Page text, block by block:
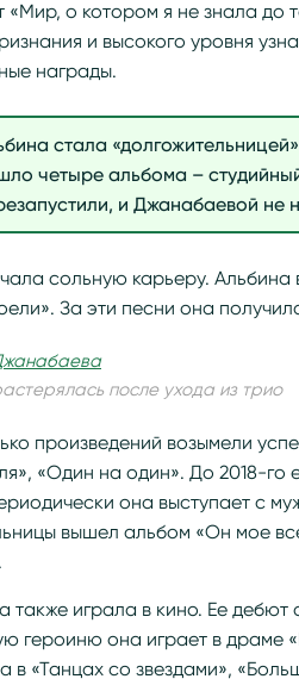
«Мир, о котором я не знала до
и высокого уровня
награды.
стала
четыре альбома –
и Джанабаевой не
сольную карьеру. Альбина
За эти песни она
после ухода из трио
произведений возымели
«Один на один». До 2018-
она выступает с
вышел альбом «Он мое
также играла в кино. Ее дебют
героиню она играет в драме
в «Танцах со звездами»,